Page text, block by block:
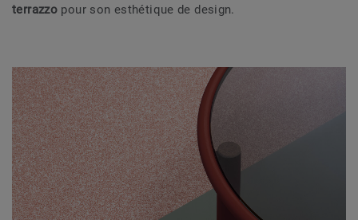
terrazzo pour son esthétique de design.